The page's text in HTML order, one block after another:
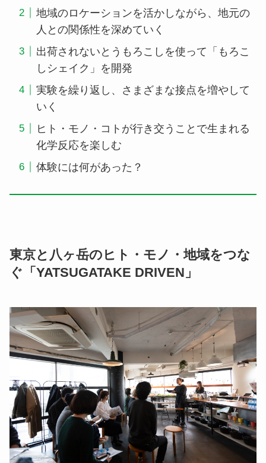
地域のロケーションを活かしながら、地元の
人との関係性を深めていく
出荷されないとうもろこしを使って「もろこ
しシェイク」を開発
実験を繰り返し、さまざまな接点を増やして
いく
ヒト・モノ・コトが行き交うことで生まれる
化学反応を楽しむ
体験には何があった？
東京と八ヶ岳のヒト・モノ・地域をつな
ぐ「YATSUGATAKE DRIVEN」